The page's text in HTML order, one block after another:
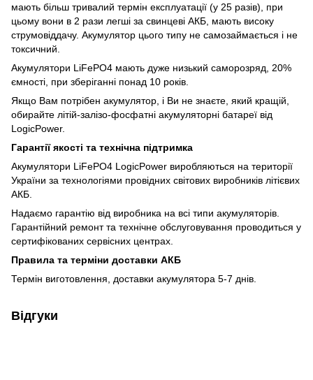
мають більш тривалий термін експлуатації (у 25 разів), при
цьому вони в 2 рази легші за свинцеві АКБ, мають високу
струмовіддачу. Акумулятор цього типу не самозаймається і не
токсичний.
Акумулятори LiFePO4 мають дуже низький саморозряд, 20%
ємності, при зберіганні понад 10 років.
Якщо Вам потрібен акумулятор, і Ви не знаєте, який кращій,
обирайте літій-залізо-фосфатні акумуляторні батареї від
LogicPower.
Гарантії якості та технічна підтримка
Акумулятори LiFePO4 LogicPower виробляються на території
України за технологіями провідних світових виробників літієвих
АКБ.
Надаємо гарантію від виробника на всі типи акумуляторів.
Гарантійний ремонт та технічне обслуговування проводиться у
сертифікованих сервісних центрах.
Правила та терміни доставки АКБ
Термін виготовлення, доставки акумулятора 5-7 днів.
Відгуки